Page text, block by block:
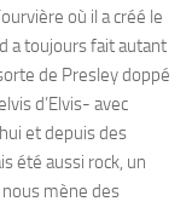
où il a créé le
a toujours fait autant
de Presley doppé
d’Elvis- avec
et depuis des
été aussi rock, un
mène des